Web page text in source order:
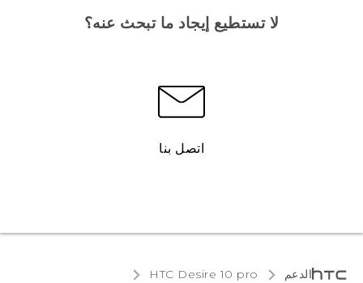
لا تستطيع إيجاد ما تبحث عنه؟
اتصل بنا
الدعم HTC Desire 10 pro‎